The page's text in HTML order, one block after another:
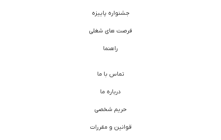
جشنواره پاییزه
فرصت های شغلی
راهنما
تماس با ما
درباره ما
حریم شخصی
قوانین و مقررات